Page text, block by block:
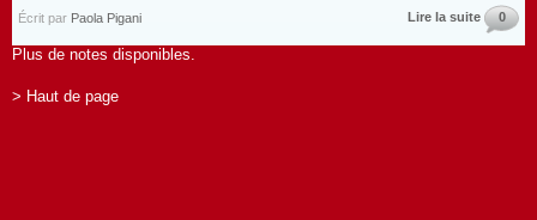
Écrit par Paola Pigani Lire la suite 0
Plus de notes disponibles.
> Haut de page